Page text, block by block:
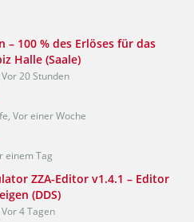
100 % des Erlöses für das
Halle (Saale)
20 Stunden
Vor einer Woche
einem Tag
ZZA-Editor v1.4.1 – Editor
(DDS)
4 Tagen